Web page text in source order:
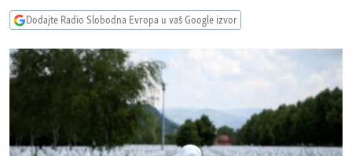
pretragu
INFOGRAFIKE
RAT U UKRAJINI
KINA NA BALKANU
RSE PRIČE IZ SVIJETA
DNEVNO@RSE
Dodajte Radio Slobodna Evropa u vaš Google izvor